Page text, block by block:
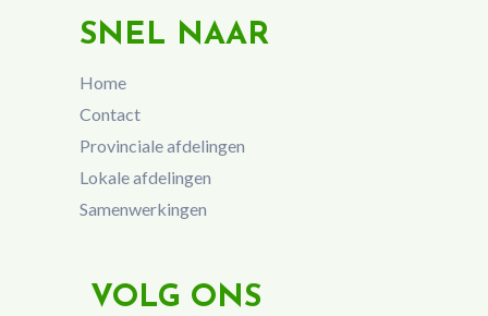
SNEL NAAR
Home
Contact
Provinciale afdelingen
Lokale afdelingen
Samenwerkingen
VOLG ONS